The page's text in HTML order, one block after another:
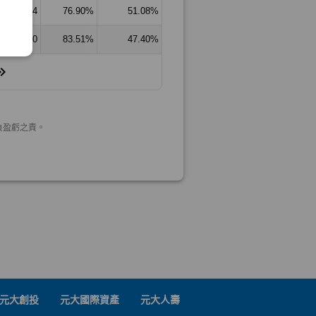
元大創投 元大國際資產 元大人壽